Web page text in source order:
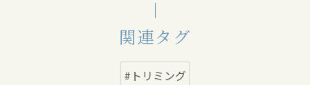
関連タグ
#トリミング